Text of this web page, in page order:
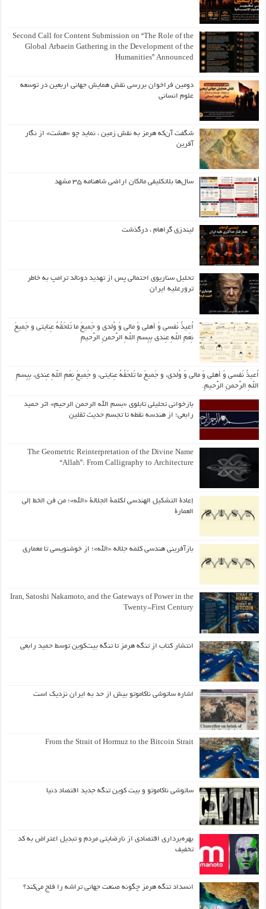
Second Call for Content Submission on “The Role of the
Global Arbaein Gathering in the Development of the
Humanities” Announced
دومین فراخوان بررسی نقش همایش جهانی اربعین در توسعه
علوم انسانی
شگفت آن‌که هرمز به نقش زمین ، نماید چو «هشت» از نگار
آفرین
سال‌ها بلاتکلیفی مالکان اراضی شاهنامه ۳۵ مشهد
لیندزی گراهام ، درگذشت
تحلیل سناریوی احتمالی پس از تهدید دونالد ترامپ به خاطر
ترورعلیه ایران
اُعیذُ نَفسی وَ أهلی وَ مالی وَ وُلدی و جَمیعَ ما تَلحَقُهُ عِنایتی و جَمیعَ
نِعَمِ اللّهِ عِندی بِبِسمِ اللّهِ الرَّحمنِ الرَّحیمِ
اُعیذُ نَفسی وَ أهلی وَ مالی وَ وُلدی، و جَمیعَ ما تَلحَقُهُ عِنایتی، و جَمیعَ نِعَمِ اللّهِ عِندی، بِبِسمِ
اللّهِ الرَّحمنِ الرَّحیمِ.
بازخوانی تحلیلی تابلوی «بسم الله الرحمن الرحیم» اثر حمید
رابعی؛ از هندسه نقطه تا تجسم حدیث ثقلین
The Geometric Reinterpretation of the Divine Name
“Allah”: From Calligraphy to Architecture
إعادة التشكيل الهندسي لكلمة الجلالة «الله»؛ من فن الخط إلى
العمارة
بازآفرینی هندسی کلمه جلاله «الله»؛ از خوشنویسی تا معماری
Iran, Satoshi Nakamoto, and the Gateways of Power in the
Twenty-First Century
انتشار کتاب از تنگه هرمز تا تنگه بیت‌کوین توسط حمید رابعی
اشاره ساتوشی ناکاموتو بیش از حد به ایران نزدیک است
From the Strait of Hormuz to the Bitcoin Strait
ساتوشی ناکاموتو و بیت کوین تنگه جدید اقتصاد دنیا
بهره‌برداری اقتصادی از نارضایتی مردم و تبدیل اعتراض به کد
تخفیف
انسداد تنگه هرمز چگونه صنعت جهانی تراشه را فلج می‌کند؟